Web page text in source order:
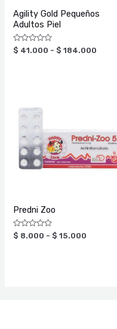
Agility Gold Pequeños
Adultos Piel
Valorado
con
$ 41.000 - $ 184.000
Predni Zoo
Valorado
con
$ 8.000 - $ 15.000
hasta
$ 15.000